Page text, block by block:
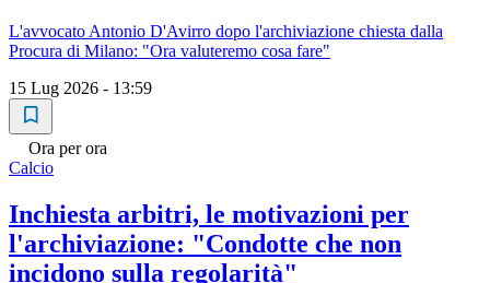
L'avvocato Antonio D'Avirro dopo l'archiviazione chiesta dalla
Procura di Milano: "Ora valuteremo cosa fare"
15 Lug 2026 - 13:59
Ora per ora
Calcio
Inchiesta arbitri, le motivazioni per
l'archiviazione: "Condotte che non
incidono sulla regolarità"